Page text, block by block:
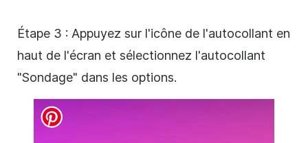
Étape 3 : Appuyez sur l'icône de l'autocollant en
haut de l'écran et sélectionnez l'autocollant
"Sondage" dans les options.